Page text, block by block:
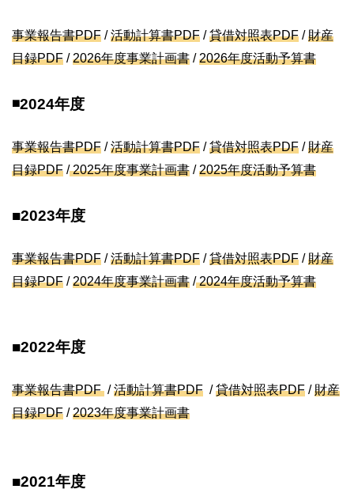
事業報告書PDF /活動計算書PDF /貸借対照表PDF /財産
目録PDF /2026年度事業計画書 /2026年度活動予算書
◾️2024年度
事業報告書PDF /活動計算書PDF /貸借対照表PDF /財産
目録PDF /2025年度事業計画書 /2025年度活動予算書
■2023年度
事業報告書PDF /活動計算書PDF /貸借対照表PDF / 財産
目録PDF / 2024年度事業計画書 /2024年度活動予算書
■2022年度
事業報告書PDF / 活動計算書PDF /貸借対照表PDF / 財産
目録PDF /2023年度事業計画書
■2021年度